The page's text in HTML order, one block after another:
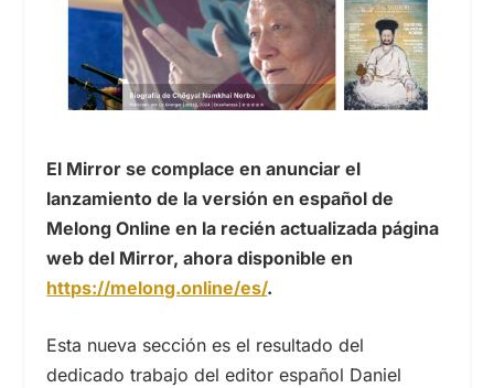
El Mirror se complace en anunciar el
lanzamiento de la versión en español de
Melong Online en la recién actualizada página
web del Mirror, ahora disponible en
https://melong.online/es/.
Esta nueva sección es el resultado del
dedicado trabajo del editor español Daniel